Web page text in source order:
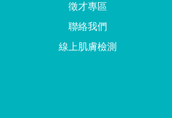
徵才專區
聯絡我們
線上肌膚檢測